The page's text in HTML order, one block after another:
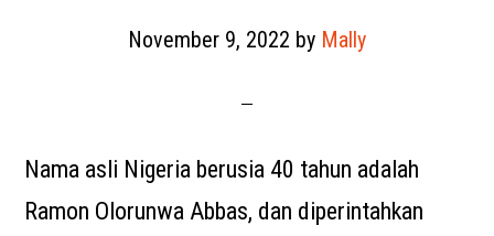
November 9, 2022 by Mally
Nama asli Nigeria berusia 40 tahun adalah
Ramon Olorunwa Abbas, dan diperintahkan